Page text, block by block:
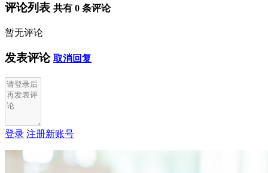
评论列表 共有 0 条评论
暂无评论
发表评论 取消回复
登录 注册新账号